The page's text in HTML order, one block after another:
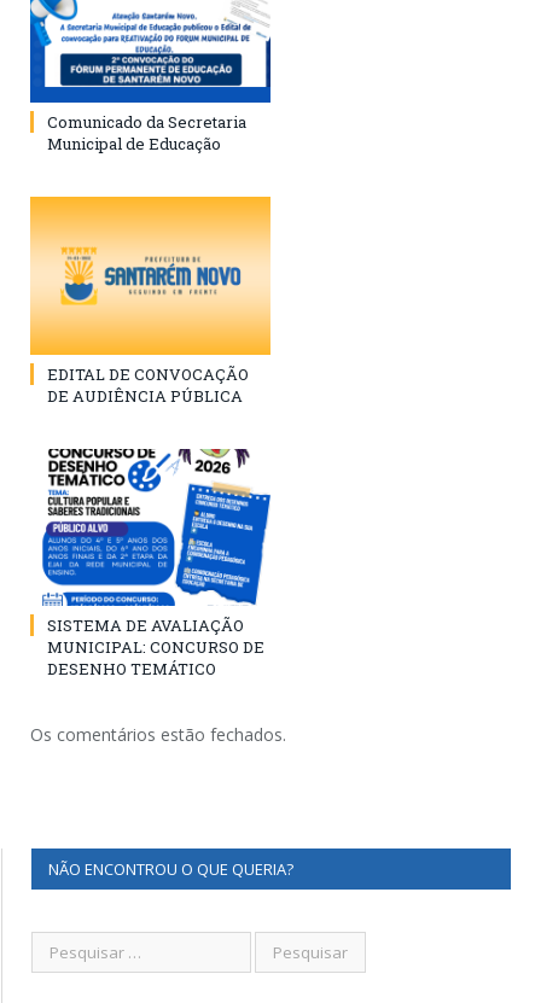
Comunicado da Secretaria
Municipal de Educação
EDITAL DE CONVOCAÇÃO
DE AUDIÊNCIA PÚBLICA
SISTEMA DE AVALIAÇÃO
MUNICIPAL: CONCURSO DE
DESENHO TEMÁTICO
Os comentários estão fechados.
NÃO ENCONTROU O QUE QUERIA?